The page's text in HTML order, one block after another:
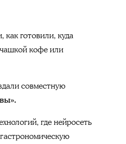
готовили, куда
кофе или
совместную
где нейросеть